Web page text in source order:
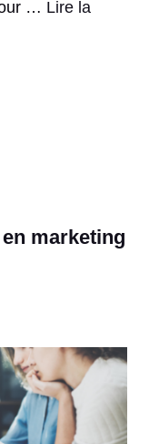
… Lire la
marketing